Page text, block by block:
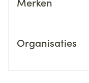
Organisaties